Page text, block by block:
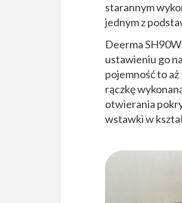
starannym
jednym z
Deerma
ustawieniu go
pojemność to
rączkę
otwierania
wstawki w